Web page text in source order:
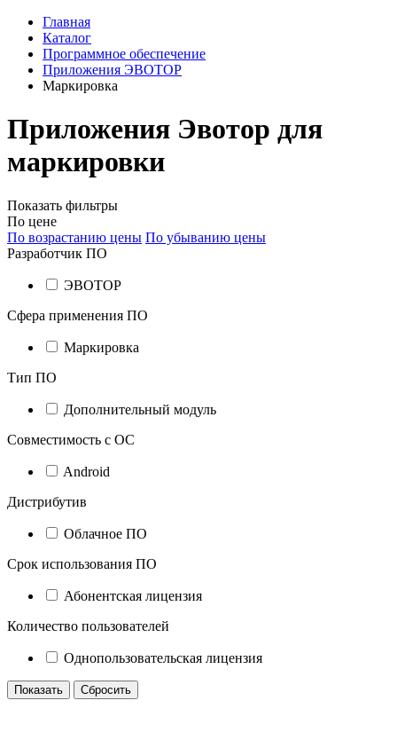
Главная
Каталог
Программное обеспечение
Приложения ЭВОТОР
Маркировка
Приложения Эвотор для
маркировки
Показать фильтры
По цене
По возрастанию цены По убыванию цены
Разработчик ПО
ЭВОТОР
Сфера применения ПО
Маркировка
Тип ПО
Дополнительный модуль
Совместимость с ОС
Android
Дистрибутив
Облачное ПО
Срок использования ПО
Абонентская лицензия
Количество пользователей
Однопользовательская лицензия